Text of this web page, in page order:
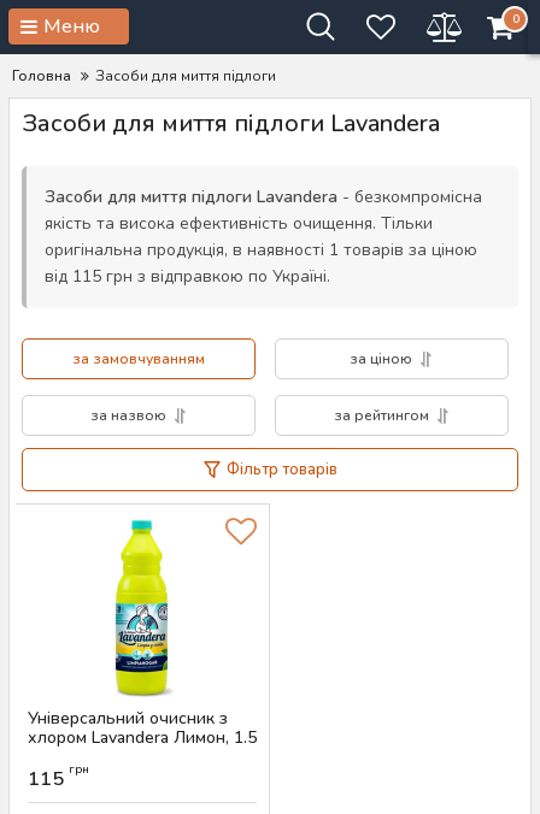
Меню 0
Головна Засоби для миття підлоги
Засоби для миття підлоги Lavandera
Засоби для миття підлоги Lavandera - безкомпромісна
якість та висока ефективність очищення. Тільки
оригінальна продукція, в наявності 1 товарів за ціною
від 115 грн з відправкою по Україні.
за замовчуванням за ціною
за назвою за рейтингом
Фільтр товарів
Універсальний очисник з
хлором Lavandera Лимон, 1.5
Артикул:
115 грн